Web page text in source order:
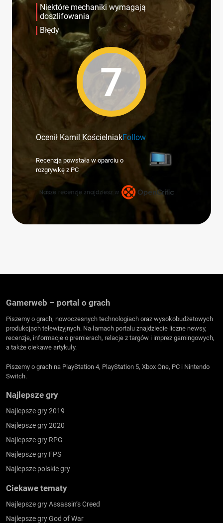
Niektóre mechaniki wymagają
doszlifowania
Błędy
7
Ocenił Kamil KościelniakFollow
Recenzja powstała w oparciu o
rozgrywkę z PC
Gamerweb – portal o grach
Piszemy o grach, nowoczesnych technologiach oraz wysokobudżetowych
produkcjach telewizyjnych. Na łamach portalu znajdziecie liczne newsy,
recenzje, informacje o premierach, relacje z targów i imprez gamingowych,
a także ciekawe artykuły.
Piszemy o grach na PlayStation 4, PlayStation 5, Xbox One, PC i Nintendo
Switch.
Najlepsze gry
Najlepsze gry 2019
Najlepsze gry 2020
Najlepsze gry RPG
Najlepsze gry FPS
Najlepsze polskie gry
Ciekawe tematy
Najlepsze gry Assassin’s Creed
Najlepsze gry God of War